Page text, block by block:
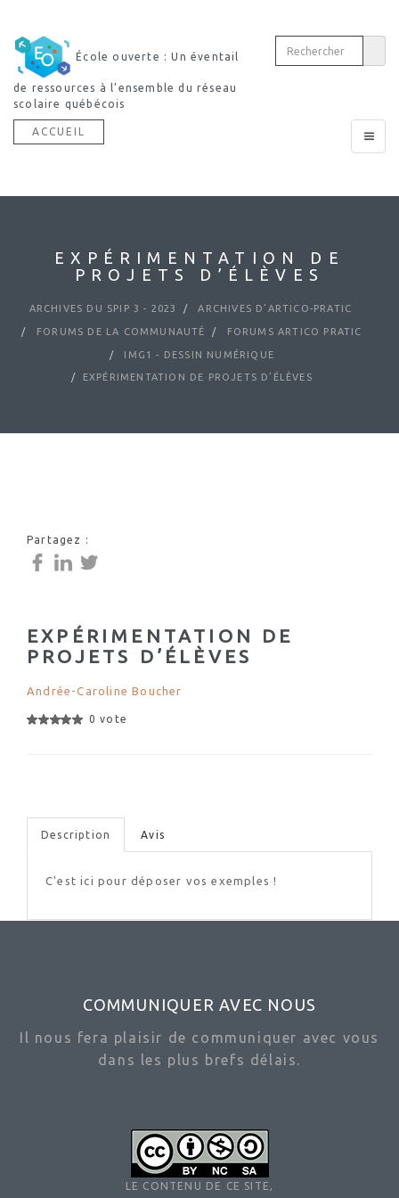
École ouverte : Un éventail
de ressources à l’ensemble du réseau
scolaire québécois
Toggle
ACCUEIL
EXPÉRIMENTATION DE
PROJETS D’ÉLÈVES
ARCHIVES DU SPIP 3 - 2023 ARCHIVES D’ARTICO-PRATIC
FORUMS DE LA COMMUNAUTÉ FORUMS ARTICO PRATIC
IMG1 - DESSIN NUMÉRIQUE
EXPÉRIMENTATION DE PROJETS D’ÉLÈVES
Partagez :
EXPÉRIMENTATION DE
PROJETS D’ÉLÈVES
Andrée-Caroline Boucher
0 vote
Description Avis
C'est ici pour déposer vos exemples !
COMMUNIQUER AVEC NOUS
Il nous fera plaisir de communiquer avec vous
dans les plus brefs délais.
LE CONTENU DE CE SITE,